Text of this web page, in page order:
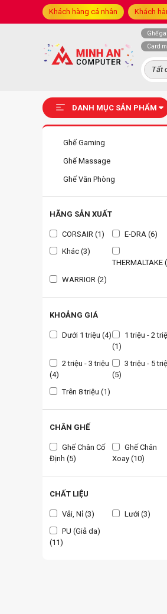
Khách hàng cá nhân Khách
Ghế
Card
Tất
DANH MỤC SẢN PHẨM
Ghế Gaming
Ghế Massage
Ghế Văn Phòng
HÃNG SẢN XUẤT
CORSAIR (1)
E-DRA (6)
Khác (3)
THERMALTAKE
WARRIOR (2)
KHOẢNG GIÁ
Dưới 1 triệu (4)
1 triệu - 2
(1)
2 triệu - 3 triệu
(4)
3 triệu - 5
(5)
Trên 8 triệu (1)
CHÂN GHẾ
Ghế Chân Cố
Định (5)
Ghế Chân
Xoay (10)
CHẤT LIỆU
Vải, Nỉ (3)
Lưới (3)
PU (Giả da)
(11)